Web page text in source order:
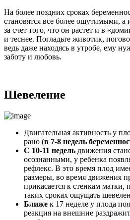
На более поздних сроках
становятся все более ощутимыми, а
за счет того, что он растет и в
и теснее. Погладьте животик,
ведь даже находясь в утробе, ему
заботу и любовь.
Шевеление
Двигательная активность у
рано (в 7-8 недель
С 10-11 недель движения
осознанными, у ребенка
рефлекс. В это время плод
размеры, во время движения
прикасается к стенкам
таких сроках ощущать
Ближе к 17 неделе у плода
реакция на внешние